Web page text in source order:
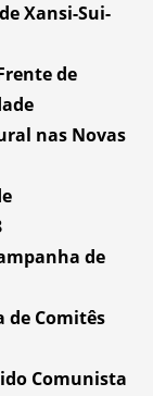
Xansi-Sui-
de
nas Novas
de
de Comitês
Comunista